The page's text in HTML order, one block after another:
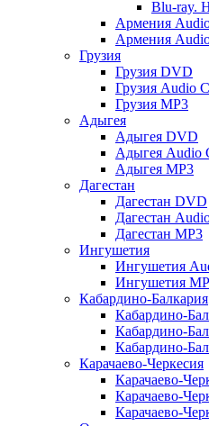
Blu-ray.
Армения
Армения
Грузия
Грузия DVD
Грузия Audio
Грузия MP3
Адыгея
Адыгея DVD
Адыгея Audio
Адыгея MP3
Дагестан
Дагестан DVD
Дагестан
Дагестан MP3
Ингушетия
Ингушетия
Ингушетия
Кабардино-Балкария
Кабардино-
Кабардино-
Кабардино-
Карачаево-Черкесия
Карачаево-
Карачаево-
Карачаево-